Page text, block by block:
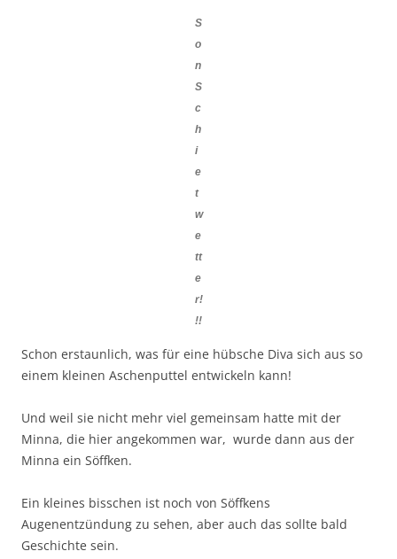
S
o
n
S
c
h
i
e
t
w
e
tt
e
r!
!!
Schon erstaunlich, was für eine hübsche Diva sich aus so
einem kleinen Aschenputtel entwickeln kann!
Und weil sie nicht mehr viel gemeinsam hatte mit der
Minna, die hier angekommen war, wurde dann aus der
Minna ein Söffken.
Ein kleines bisschen ist noch von Söffkens
Augenentzündung zu sehen, aber auch das sollte bald
Geschichte sein.